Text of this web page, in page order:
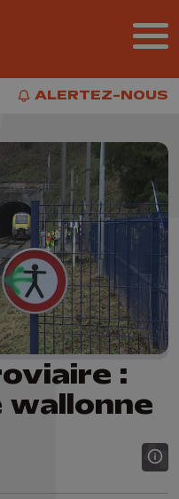
ALERTEZ-NOUS
ALERTEZ-NOUS
:
wallonne